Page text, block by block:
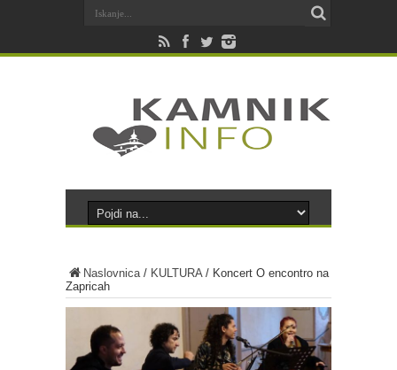
Naslovnica/ KULTURA/ Koncert O encontro na
Zapricah